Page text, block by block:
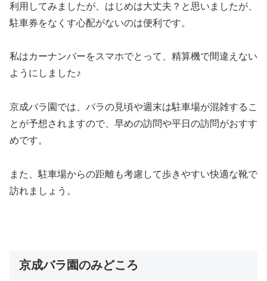
利用してみましたが、はじめは大丈夫？と思いましたが、
駐車券をなくす心配がないのは便利です。
私はカーナンバーをスマホでとって、精算機で間違えない
ようにしました♪
京成バラ園では、バラの見頃や週末は駐車場が混雑するこ
とが予想されますので、早めの訪問や平日の訪問がおすす
めです。
また、駐車場からの距離も考慮して歩きやすい快適な靴で
訪れましょう。
京成バラ園のみどころ